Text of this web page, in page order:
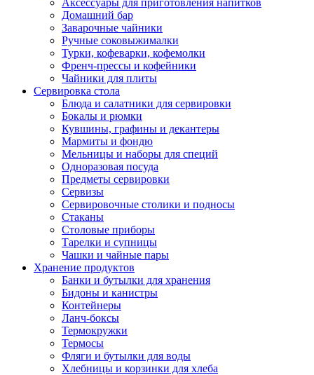
Аксессуары для приготовления напитков
Домашний бар
Заварочные чайники
Ручные соковыжималки
Турки, кофеварки, кофемолки
Френч-прессы и кофейники
Чайники для плиты
Сервировка стола
Блюда и салатники для сервировки
Бокалы и рюмки
Кувшины, графины и декантеры
Мармиты и фондю
Мельницы и наборы для специй
Одноразовая посуда
Предметы сервировки
Сервизы
Сервировочные столики и подносы
Стаканы
Столовые приборы
Тарелки и супницы
Чашки и чайные пары
Хранение продуктов
Банки и бутылки для хранения
Бидоны и канистры
Контейнеры
Ланч-боксы
Термокружки
Термосы
Фляги и бутылки для воды
Хлебницы и корзинки для хлеба